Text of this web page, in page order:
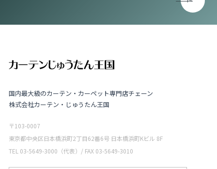
国内最大級のカーテン・カーペット専門店チェーン
株式会社カーテン・じゅうたん王国
〒103-0007
東京都中央区日本橋浜町2丁目62番6号 日本橋浜町Kビル 8F
TEL 03-5649-3000（代表）/ FAX 03-5649-3010